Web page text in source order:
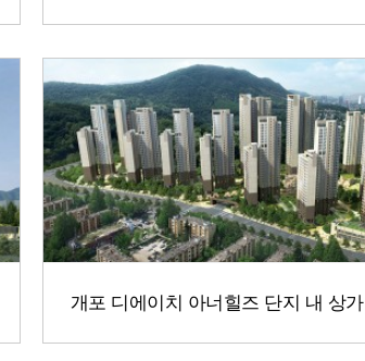
개포 디에이치 아너힐즈 단지 내 상가